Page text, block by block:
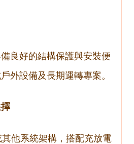
良好的結構保護與安裝便
外設備及長期運轉專案。
他系統架構，搭配充放電